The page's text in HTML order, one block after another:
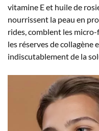
vitamine E et huile de
nourrissent la peau en
rides, comblent les
les réserves de collagène
indiscutablement de la